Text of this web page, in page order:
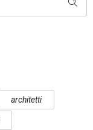
architetti